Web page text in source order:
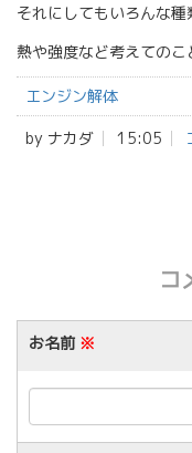
それにしてもいろんな
熱や強度など考えての
エンジン解体
by ナカダ 15:05
コ
お名前 ※